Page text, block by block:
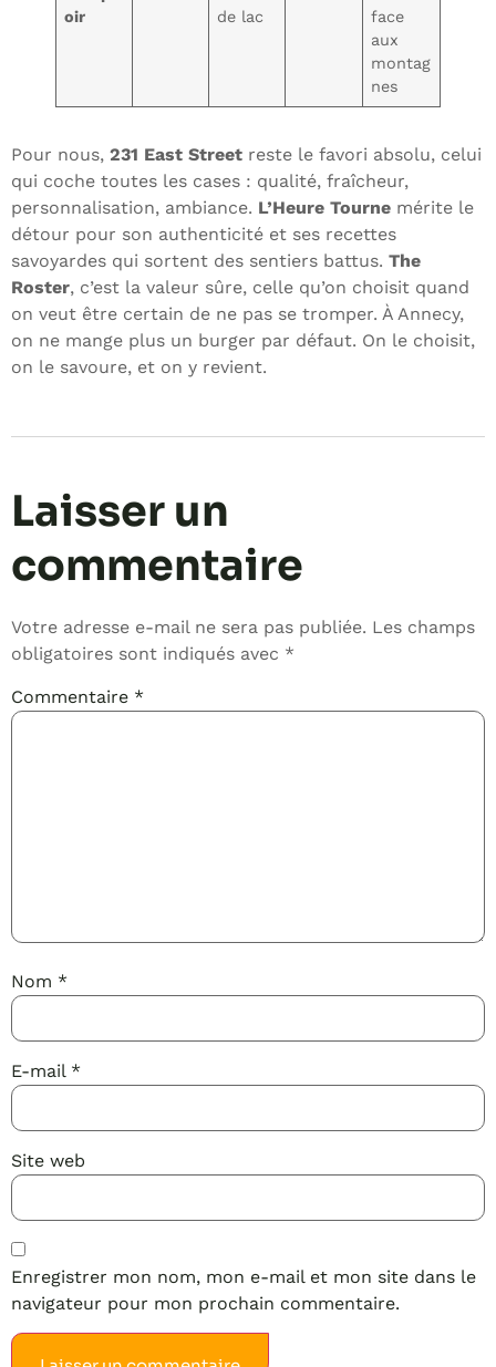
oir
de lac
face
aux
montag
nes
Pour nous, 231 East Street reste le favori absolu, celui
qui coche toutes les cases : qualité, fraîcheur,
personnalisation, ambiance. L’Heure Tourne mérite le
détour pour son authenticité et ses recettes
savoyardes qui sortent des sentiers battus. The
Roster, c’est la valeur sûre, celle qu’on choisit quand
on veut être certain de ne pas se tromper. À Annecy,
on ne mange plus un burger par défaut. On le choisit,
on le savoure, et on y revient.
Laisser un
commentaire
Votre adresse e-mail ne sera pas publiée. Les champs
obligatoires sont indiqués avec *
Commentaire *
Nom *
E-mail *
Site web
Enregistrer mon nom, mon e-mail et mon site dans le
navigateur pour mon prochain commentaire.